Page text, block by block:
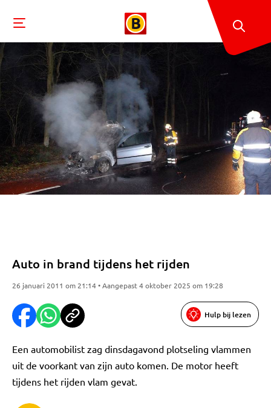
Auto in brand tijdens het rijden
26 januari 2011 om 21:14 • Aangepast 4 oktober 2025 om 19:28
Hulp bij lezen
Een automobilist zag dinsdagavond plotseling vlammen
uit de voorkant van zijn auto komen. De motor heeft
tijdens het rijden vlam gevat.